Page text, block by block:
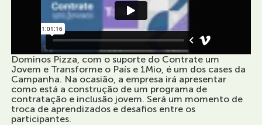
Dominos Pizza, com o suporte do Contrate um
Jovem e Transforme o País e 1Mio, é um dos cases da
Campanha. Na ocasião, a empresa irá apresentar
como está a construção de um programa de
contratação e inclusão jovem. Será um momento de
troca de aprendizados e desafios entre os
participantes.